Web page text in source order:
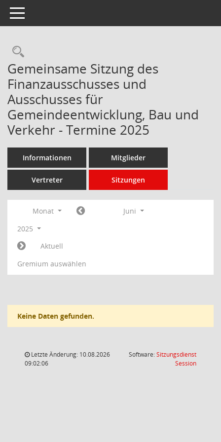
Toggle navigation
Rechercheauswahl
Gemeinsame Sitzung des
Finanzausschusses und
Ausschusses für
Gemeindeentwicklung, Bau und
Verkehr - Termine 2025
Informationen Mitglieder
Vertreter Sitzungen
Monat
Juni
2025
Aktuell
Gremium auswählen
Keine Daten gefunden.
Letzte Änderung: 10.08.2026
09:02:06
Software:Sitzungsdienst
Session(Wird in